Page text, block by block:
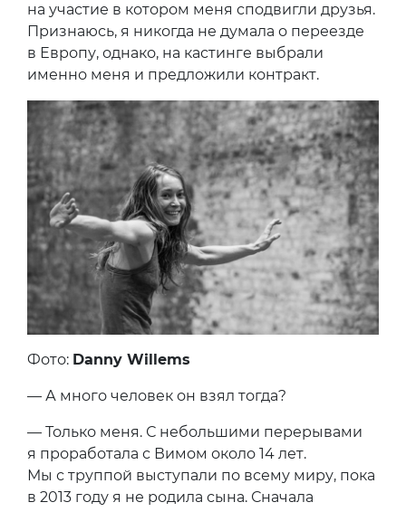
на участие в котором меня сподвигли друзья.
Признаюсь, я никогда не думала о переезде
в Европу, однако, на кастинге выбрали
именно меня и предложили контракт.
Фото: Danny Willems
— А много человек он взял тогда?
— Только меня. С небольшими перерывами
я проработала с Вимом около 14 лет.
Мы с труппой выступали по всему миру, пока
в 2013 году я не родила сына. Сначала